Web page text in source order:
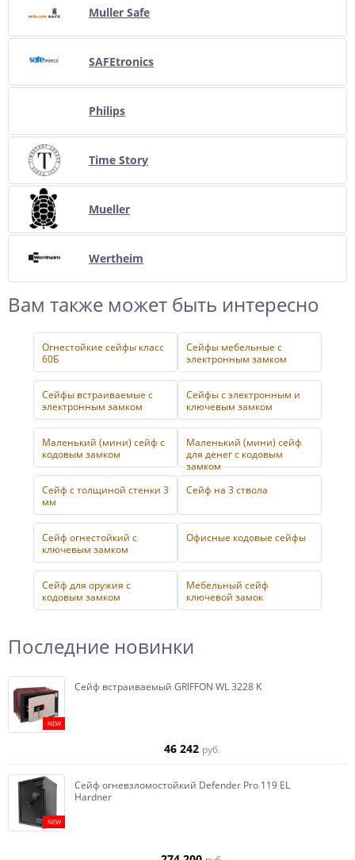
Muller Safe
SAFEtronics
Philips
Time Story
Mueller
Wertheim
Вам также может быть интересно
Огнестойкие сейфы класс
60Б
Сейфы мебельные с
электронным замком
Сейфы встраиваемые с
электронным замком
Сейфы с электронным и
ключевым замком
Маленький (мини) сейф с
кодовым замком
Маленький (мини) сейф
для денег с кодовым
замком
Сейф с толщиной стенки 3
мм
Сейф на 3 ствола
Сейф огнестойкий с
ключевым замком
Офисные кодовые сейфы
Сейф для оружия с
кодовым замком
Мебельный сейф
ключевой замок
Последние новинки
NEW
Сейф встраиваемый GRIFFON WL 3228 K
46 242 руб.
NEW
Сейф огневзломостойкий Defender Pro 119 EL
Hardner